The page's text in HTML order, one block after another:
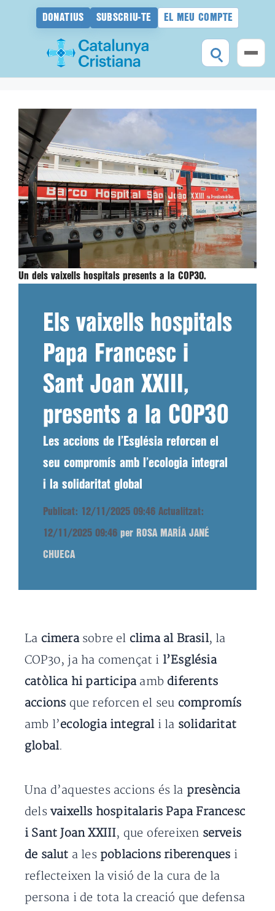
DONATIUS SUBSCRIU-TE EL MEU COMPTE
contingut
Un dels vaixells hospitals presents a la COP30.
Els vaixells hospitals
Papa Francesc i
Sant Joan XXIII,
presents a la COP30
Les accions de l’Església reforcen el
seu compromís amb l’ecologia integral
i la solidaritat global
Publicat: 12/11/2025 09:46 Actualitzat:
12/11/2025 09:46 per ROSA MARÍA JANÉ
CHUECA
La cimera sobre el clima al Brasil, la
COP30, ja ha començat i l’Església
catòlica hi participaamb diferents
accions que reforcen el seu compromís
amb l’ecologia integrali la solidaritat
global.
Una d’aquestes accions és la presència
delsvaixells hospitalaris Papa Francesc
i Sant Joan XXIII, que ofereixen serveis
de salut a les poblacions riberenques i
reflecteixen la visió de la cura de la
persona i de tota la creació que defensa